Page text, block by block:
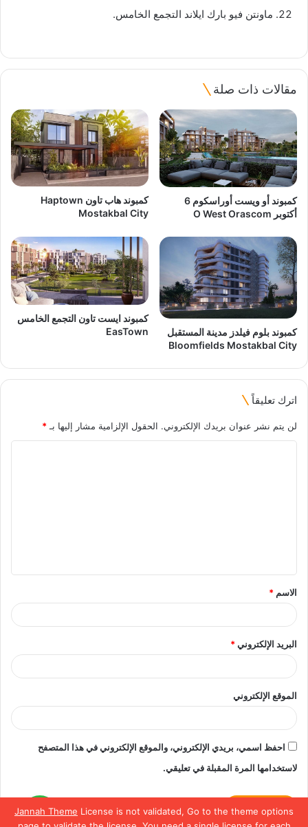
Jannah Theme License is not validated, Go to the theme options
ماونتن فيو بارك ايلاند التجمع الخامس.
مقالات ذات صلة
كمبوند أو ويست أوراسكوم 6
أكتوبر O West Orascom
كمبوند هاب تاون Haptown
Mostakbal City
كمبوند بلوم فيلدز مدينة المستقبل
Bloomfields Mostakbal City
كمبوند ايست تاون التجمع الخامس
EasTown
اترك تعليقاً
لن يتم نشر عنوان بريدك الإلكتروني. الحقول الإلزامية مشار إليها بـ*
ق
*
الاسم *
البريد الإلكتروني*
الموقع الإلكتروني
احفظ اسمي، بريدي الإلكتروني، والموقع الإلكتروني في هذا المتصفح
لاستخدامها المرة المقبلة في تعليقي.
لمعرفة تفاصيل أكترتواصل